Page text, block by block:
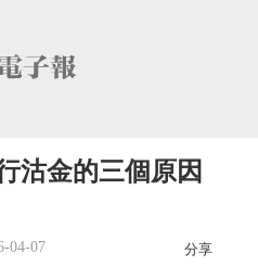
沽金的三個原因
04-07 分享